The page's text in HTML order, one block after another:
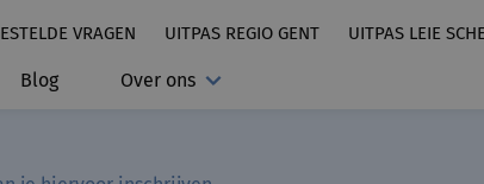
VRAGEN UITPAS REGIO GENT UITPAS LEIE
Blog Over ons